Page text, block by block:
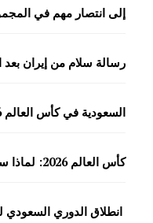
إلى انتصار مهم في
رسالة سلام من إيران بعد
السعودية في كأس العالم 2026: كل ما تحتاج معرفته
كأس العالم 2026: لماذا سيكون مختلفاً؟
انطلاق الدوري السعودي